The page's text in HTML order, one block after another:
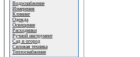
Водоснабжение
Измерения
Клининг
Одежда
Освещение
Расходники
Ручной инструмент
Сад и огород
Силовая техника
Теплоснабжение